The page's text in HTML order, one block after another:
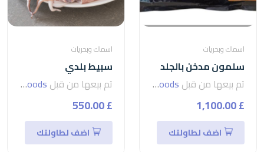
اسماك وبحريات
سلمون مدخن بالجلد
تم بيعها من قبل seven foods
£ 1,100.00
اضف لطاولتك
اسماك وبحريات
سبيط بلدي
تم بيعها من قبل seven foods
£ 550.00
اضف لطاولتك